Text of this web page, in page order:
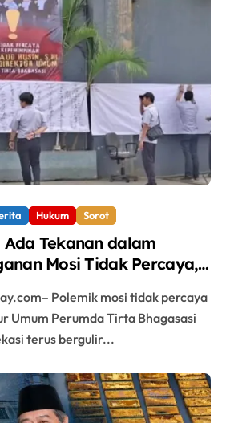
Hukum Sorot
Tekanan dalam
Mosi Tidak Percaya,
Diusut Objektif
Umum Perumda Tirta Bhagasasi
terus bergulir...